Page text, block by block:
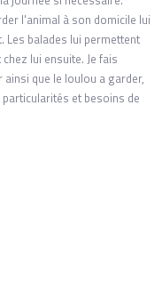
l'animal à son domicile lui
Les balades lui permettent
lui ensuite. Je fais
que le loulou a garder,
et besoins de